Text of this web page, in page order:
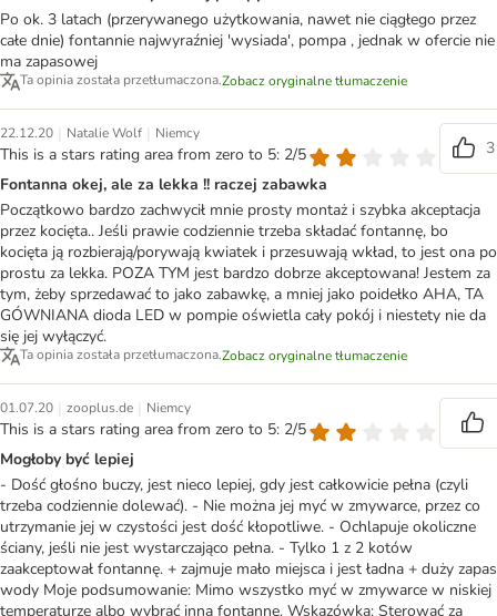
Po ok. 3 latach (przerywanego użytkowania, nawet nie ciągłego przez
całe dnie) fontannie najwyraźniej 'wysiada', pompa , jednak w ofercie nie
ma zapasowej
Ta opinia została przetłumaczona.Zobacz oryginalne tłumaczenie
22.12.20 | Natalie Wolf | Niemcy
This is a stars rating area from zero to 5: 2/5
3
Fontanna okej, ale za lekka !! raczej zabawka
Początkowo bardzo zachwycił mnie prosty montaż i szybka akceptacja
przez kocięta.. Jeśli prawie codziennie trzeba składać fontannę, bo
kocięta ją rozbierają/porywają kwiatek i przesuwają wkład, to jest ona po
prostu za lekka. POZA TYM jest bardzo dobrze akceptowana! Jestem za
tym, żeby sprzedawać to jako zabawkę, a mniej jako poidełko AHA, TA
GÓWNIANA dioda LED w pompie oświetla cały pokój i niestety nie da
się jej wyłączyć.
Ta opinia została przetłumaczona.Zobacz oryginalne tłumaczenie
01.07.20 | zooplus.de | Niemcy
This is a stars rating area from zero to 5: 2/5
Mogłoby być lepiej
- Dość głośno buczy, jest nieco lepiej, gdy jest całkowicie pełna (czyli
trzeba codziennie dolewać). - Nie można jej myć w zmywarce, przez co
utrzymanie jej w czystości jest dość kłopotliwe. - Ochlapuje okoliczne
ściany, jeśli nie jest wystarczająco pełna. - Tylko 1 z 2 kotów
zaakceptował fontannę. + zajmuje mało miejsca i jest ładna + duży zapas
wody Moje podsumowanie: Mimo wszystko myć w zmywarce w niskiej
temperaturze albo wybrać inną fontannę. Wskazówka: Sterować za